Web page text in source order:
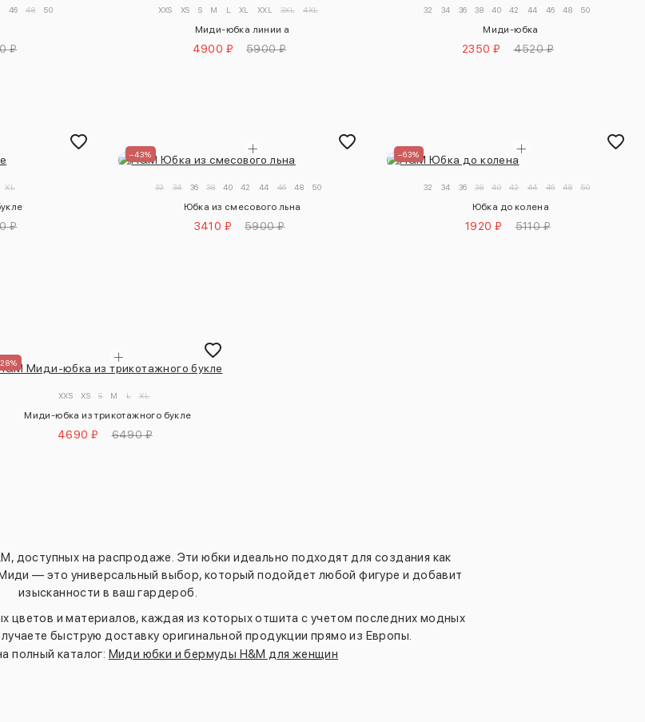
46 48 50
₽
XXS XS S M L XL XXL 3XL 4XL
Миди-юбка линии a
4900 ₽ 5900 ₽
32 34 36 38 40 42 44 46 48 50
Миди-юбка
2350 ₽ 4520 ₽
XL
₽
–43%
32 34 36 38 40 42 44 46 48 50
Юбка из смесового льна
3410 ₽ 5900 ₽
–63%
32 34 36 38 40 42 44 46 48 50
Юбка до колена
1920 ₽ 5110 ₽
XXS XS S M L XL
Миди-юбка из трикотажного букле
4690 ₽ 6490 ₽
доступных на распродаже. Эти юбки идеально подходят для создания как
— это универсальный выбор, который подойдет любой фигуре и добавит
изысканности в ваш гардероб.
цветов и материалов, каждая из которых отшита с учетом последних модных
быструю доставку оригинальной продукции прямо из Европы.
полный каталог: Миди юбки и бермуды H&M для женщин